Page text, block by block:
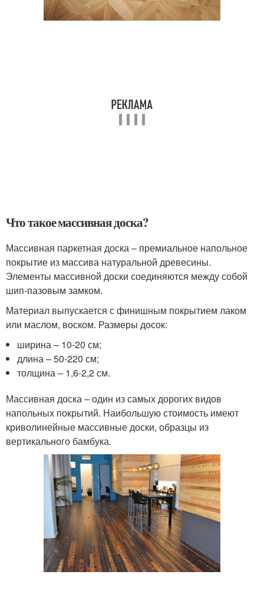
Что такое массивная доска?
Массивная паркетная доска – премиальное напольное
покрытие из массива натуральной древесины.
Элементы массивной доски соединяются между собой
шип-пазовым замком.
Материал выпускается с финишным покрытием лаком
или маслом, воском. Размеры досок:
ширина – 10-20 см;
длина – 50-220 см;
толщина – 1,6-2,2 см.
Массивная доска – один из самых дорогих видов
напольных покрытий. Наибольшую стоимость имеют
криволинейные массивные доски, образцы из
вертикального бамбука.